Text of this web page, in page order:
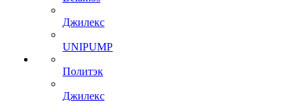
Джилекс
UNIPUMP
Политэк
Джилекс